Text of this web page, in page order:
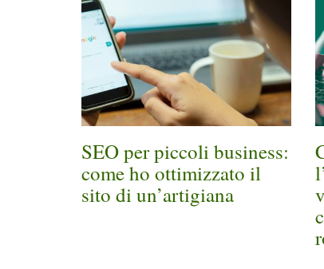
SEO per piccoli business:
come ho ottimizzato il
sito di un’artigiana